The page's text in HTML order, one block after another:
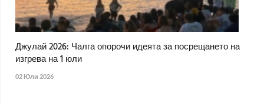
Джулай 2026: Чалга опорочи идеята за посрещането на
изгрева на 1 юли
02 Юли 2026